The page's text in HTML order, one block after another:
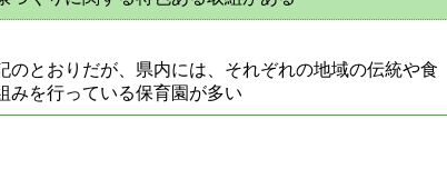
のとおりだが、県内には、それぞれの地域の伝統や食
みを行っている保育園が多い